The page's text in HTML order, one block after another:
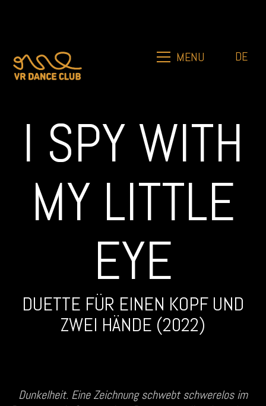
MENU DE
I SPY WITH
MY LITTLE
EYE
DUETTE FÜR EINEN KOPF UND
ZWEI HÄNDE (2022)
Dunkelheit. Eine Zeichnung schwebt schwerelos im